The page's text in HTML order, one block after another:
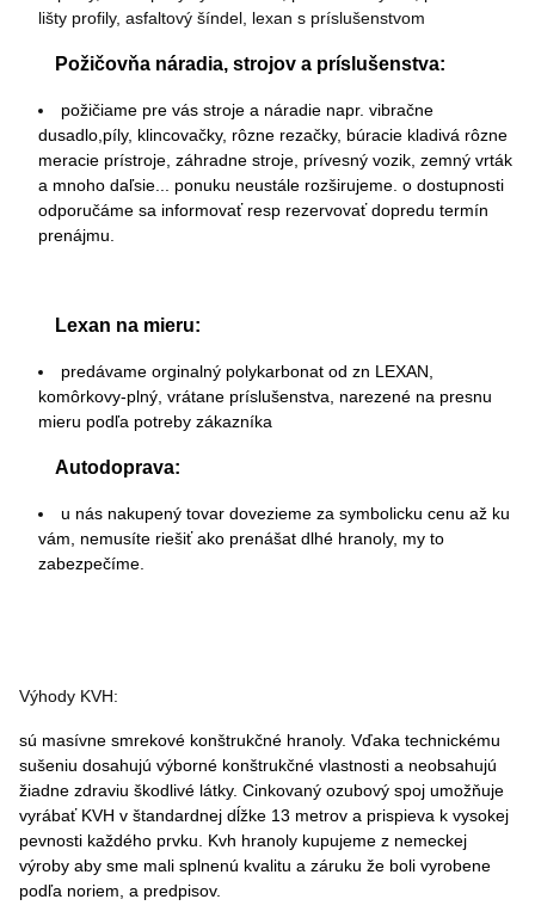
lišty profily, asfaltový šíndel, lexan s príslušenstvom
Požičovňa náradia, strojov a príslušenstva:
požičiame pre vás stroje a náradie napr. vibračne
dusadlo,píly, klincovačky, rôzne rezačky, búracie kladivá rôzne
meracie prístroje, záhradne stroje, prívesný vozik, zemný vrták
a mnoho daľsie... ponuku neustále rozširujeme. o dostupnosti
odporučáme sa informovať resp rezervovať dopredu termín
prenájmu.
Lexan na mieru:
predávame orginalný polykarbonat od zn LEXAN,
komôrkovy-plný, vrátane príslušenstva, narezené na presnu
mieru podľa potreby zákazníka
Autodoprava:
u nás nakupený tovar dovezieme za symbolicku cenu až ku
vám, nemusíte riešiť ako prenášat dlhé hranoly, my to
zabezpečíme.
Výhody KVH:
sú masívne smrekové konštrukčné hranoly. Vďaka technickému
sušeniu dosahujú výborné konštrukčné vlastnosti a neobsahujú
žiadne zdraviu škodlivé látky. Cinkovaný ozubový spoj umožňuje
vyrábať KVH v štandardnej dĺžke 13 metrov a prispieva k vysokej
pevnosti každého prvku. Kvh hranoly kupujeme z nemeckej
výroby aby sme mali splnenú kvalitu a záruku že boli vyrobene
podľa noriem, a predpisov.